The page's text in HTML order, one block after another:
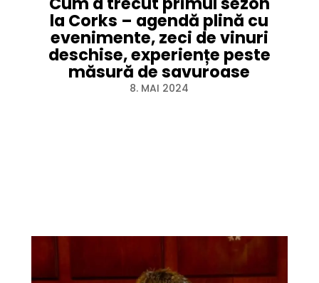
la Corks – agendă plină cu
evenimente, zeci de vinuri
deschise, experiențe peste
măsură de savuroase
8. MAI 2024